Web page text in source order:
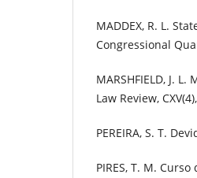
MADDEX, R. L.
Congressional
MARSHFIELD, J.
Law Review,
PEREIRA, S. T.
PIRES, T. M.